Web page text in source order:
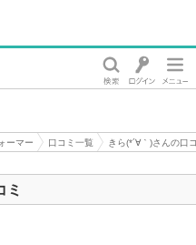
ーマー 口コミ一覧
きら(*´∀｀)さんの口
ミ